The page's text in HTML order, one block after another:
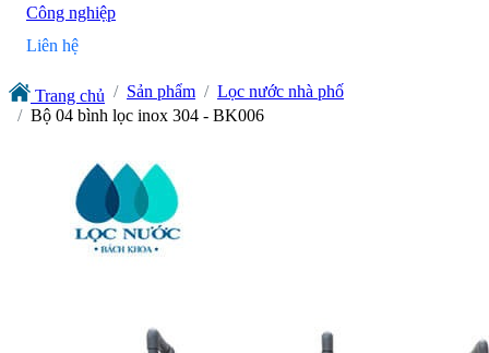
Công nghiệp
Liên hệ
Trang chủ Sản phẩm
Lọc nước nhà phố
Bộ 04 bình lọc inox 304 - BK006